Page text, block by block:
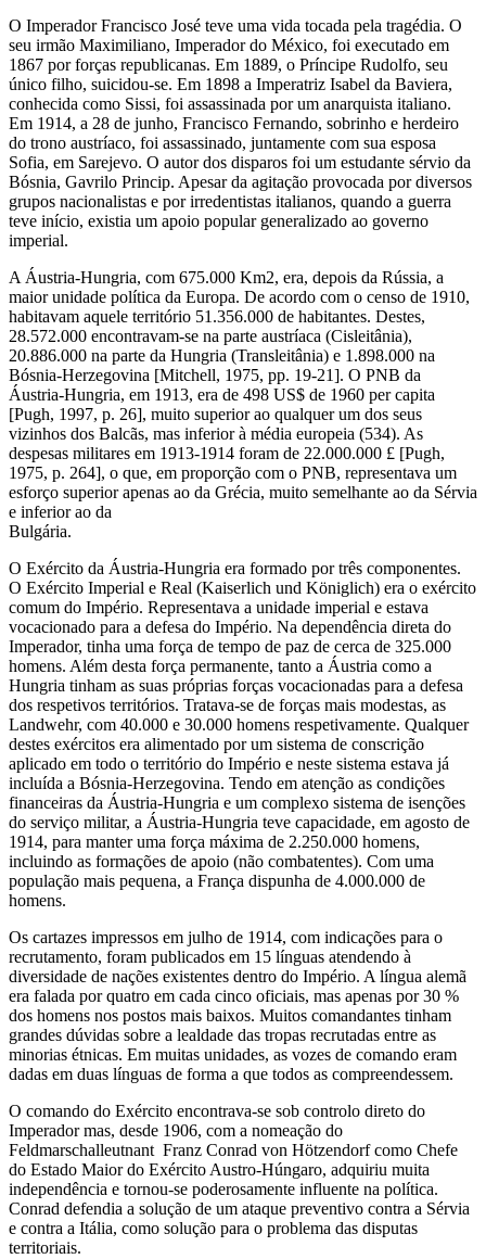
O Imperador Francisco José teve uma vida tocada pela tragédia. O
seu irmão Maximiliano, Imperador do México, foi executado em
1867 por forças republicanas. Em 1889, o Príncipe Rudolfo, seu
único filho, suicidou-se. Em 1898 a Imperatriz Isabel da Baviera,
conhecida como Sissi, foi assassinada por um anarquista italiano.
Em 1914, a 28 de junho, Francisco Fernando, sobrinho e herdeiro
do trono austríaco, foi assassinado, juntamente com sua esposa
Sofia, em Sarejevo. O autor dos disparos foi um estudante sérvio da
Bósnia, Gavrilo Princip. Apesar da agitação provocada por diversos
grupos nacionalistas e por irredentistas italianos, quando a guerra
teve início, existia um apoio popular generalizado ao governo
imperial.
A Áustria-Hungria, com 675.000 Km2, era, depois da Rússia, a
maior unidade política da Europa. De acordo com o censo de 1910,
habitavam aquele território 51.356.000 de habitantes. Destes,
28.572.000 encontravam-se na parte austríaca (Cisleitânia),
20.886.000 na parte da Hungria (Transleitânia) e 1.898.000 na
Bósnia-Herzegovina [Mitchell, 1975, pp. 19-21]. O PNB da
Áustria-Hungria, em 1913, era de 498 US$ de 1960 per capita
[Pugh, 1997, p. 26], muito superior ao qualquer um dos seus
vizinhos dos Balcãs, mas inferior à média europeia (534). As
despesas militares em 1913-1914 foram de 22.000.000 £ [Pugh,
1975, p. 264], o que, em proporção com o PNB, representava um
esforço superior apenas ao da Grécia, muito semelhante ao da Sérvia
e inferior ao da
Bulgária.
O Exército da Áustria-Hungria era formado por três componentes.
O Exército Imperial e Real (Kaiserlich und Königlich) era o exército
comum do Império. Representava a unidade imperial e estava
vocacionado para a defesa do Império. Na dependência direta do
Imperador, tinha uma força de tempo de paz de cerca de 325.000
homens. Além desta força permanente, tanto a Áustria como a
Hungria tinham as suas próprias forças vocacionadas para a defesa
dos respetivos territórios. Tratava-se de forças mais modestas, as
Landwehr, com 40.000 e 30.000 homens respetivamente. Qualquer
destes exércitos era alimentado por um sistema de conscrição
aplicado em todo o território do Império e neste sistema estava já
incluída a Bósnia-Herzegovina. Tendo em atenção as condições
financeiras da Áustria-Hungria e um complexo sistema de isenções
do serviço militar, a Áustria-Hungria teve capacidade, em agosto de
1914, para manter uma força máxima de 2.250.000 homens,
incluindo as formações de apoio (não combatentes). Com uma
população mais pequena, a França dispunha de 4.000.000 de
homens.
Os cartazes impressos em julho de 1914, com indicações para o
recrutamento, foram publicados em 15 línguas atendendo à
diversidade de nações existentes dentro do Império. A língua alemã
era falada por quatro em cada cinco oficiais, mas apenas por 30 %
dos homens nos postos mais baixos. Muitos comandantes tinham
grandes dúvidas sobre a lealdade das tropas recrutadas entre as
minorias étnicas. Em muitas unidades, as vozes de comando eram
dadas em duas línguas de forma a que todos as compreendessem.
O comando do Exército encontrava-se sob controlo direto do
Imperador mas, desde 1906, com a nomeação do
Feldmarschalleutnant Franz Conrad von Hötzendorf como Chefe
do Estado Maior do Exército Austro-Húngaro, adquiriu muita
independência e tornou-se poderosamente influente na política.
Conrad defendia a solução de um ataque preventivo contra a Sérvia
e contra a Itália, como solução para o problema das disputas
territoriais.